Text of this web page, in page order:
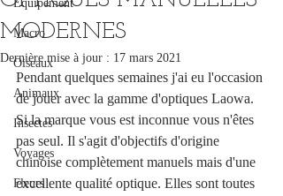
Équipement
Macro
Oiseaux
Animaux
Insectes
Voyages
Fleurs
MODERNES
Dernière mise à jour : 17 mars 2021
Pendant quelques semaines j'ai eu l'occasion
de jouer avec la gamme d'optiques Laowa.
Si la marque vous est inconnue vous n'êtes
pas seul. Il s'agit d'objectifs d'origine
chinoise complètement manuels mais d'une
excellente qualité optique. Elles sont toutes